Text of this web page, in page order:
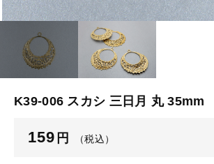
K39-006 スカシ 三日月 丸 35mm
159 円 （税込）
【はめこみパーツ】 アルミ板
【はめこみパーツ】 アミ
【表金具】 皿・ミール皿
【表金具】 浅皿
【はめこみパーツ】
【表金具】 皿・ミール
【表金具】 浅皿
【表金具】 押皿・挽物
その他
在庫あり